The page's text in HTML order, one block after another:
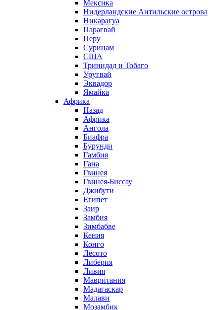
Мексика
Нидерландские Антильские острова
Никарагуа
Парагвай
Перу
Суринам
США
Тринидад и Тобаго
Уругвай
Эквадор
Ямайка
Африка
Назад
Африка
Ангола
Биафра
Бурунди
Гамбия
Гана
Гвинея
Гвинея-Биссау
Джибути
Египет
Заир
Замбия
Зимбабве
Кения
Конго
Лесото
Либерия
Ливия
Мавритания
Мадагаскар
Малави
Мозамбик